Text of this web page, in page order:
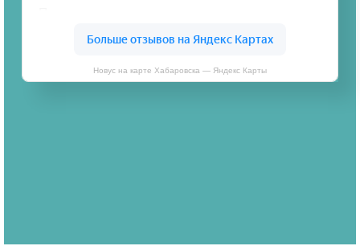
Новус на карте Хабаровска — Яндекс Карты